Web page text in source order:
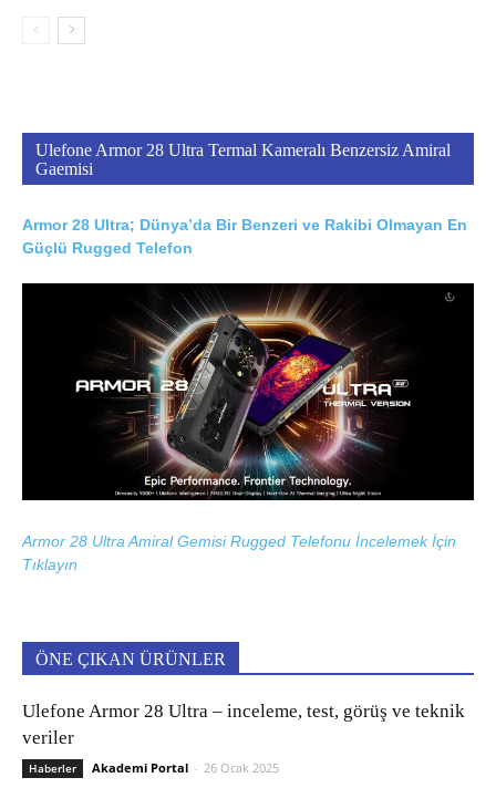
Ulefone Armor 28 Ultra Termal Kameralı Benzersiz Amiral
Gaemisi
Armor 28 Ultra; Dünya’da Bir Benzeri ve Rakibi Olmayan En
Güçlü Rugged Telefon
Armor 28 Ultra Amiral Gemisi Rugged Telefonu İncelemek İçin
Tıklayın
ÖNE ÇIKAN ÜRÜNLER
Ulefone Armor 28 Ultra – inceleme, test, görüş ve teknik
veriler
Haberler Akademi Portal - 26 Ocak 2025